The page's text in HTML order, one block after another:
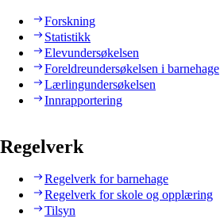
Forskning
Statistikk
Elevundersøkelsen
Foreldreundersøkelsen i barnehage
Lærlingundersøkelsen
Innrapportering
Regelverk
Regelverk for barnehage
Regelverk for skole og opplæring
Tilsyn